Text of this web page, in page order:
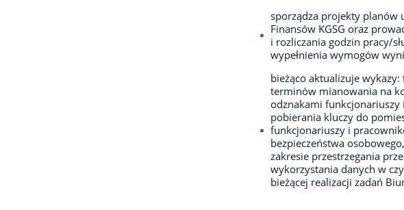
sporządza projekty
Finansów KGSG oraz
i rozliczania godzin pracy/
wypełnienia wymogów
bieżąco aktualizuje
terminów mianowania na
odznakami funkcjonariuszy
pobierania kluczy do
funkcjonariuszy i
bezpieczeństwa
zakresie przestrzegania
wykorzystania danych w
bieżącej realizacji zadań